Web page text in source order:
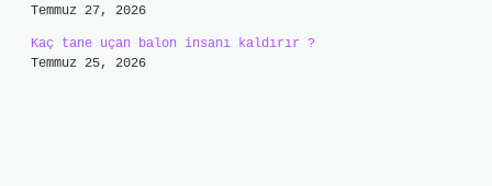
Temmuz 27, 2026
Kaç tane uçan balon insanı kaldırır ?
Temmuz 25, 2026